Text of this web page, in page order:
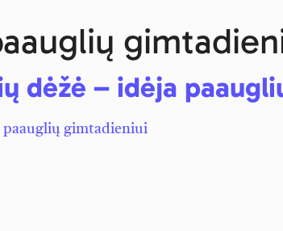
dėžė – idėja